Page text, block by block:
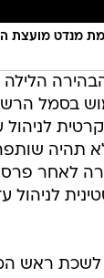
מנדט מועצת
הלילה
בסמל
לניהול
תהיה
לאחר
ראש